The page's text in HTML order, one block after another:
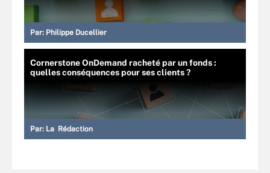
Par: Philippe Ducellier
Cornerstone OnDemand racheté par un fonds :
quelles conséquences pour ses clients ?
Par: La Rédaction